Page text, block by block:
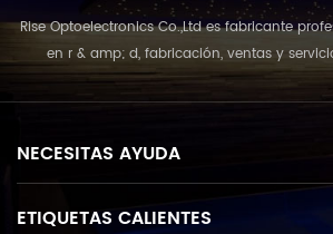
Rise Optoelectronics Co.,Ltd es fabricante
en r & amp; d, fabricación, ventas y
iluminación led, con una amplia
iluminación para uso residencial,
destacado", que combina
NECESITAS AYUDA
ETIQUETAS CALIENTES